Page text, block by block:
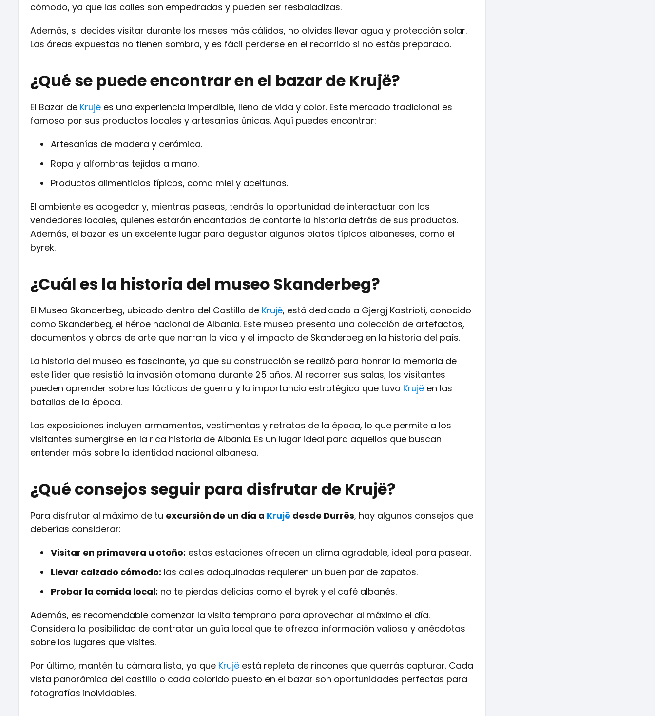
cómodo, ya que las calles son empedradas y pueden ser resbaladizas.
Además, si decides visitar durante los meses más cálidos, no olvides llevar agua y protección solar.
Las áreas expuestas no tienen sombra, y es fácil perderse en el recorrido si no estás preparado.
¿Qué se puede encontrar en el bazar de Krujë?
El Bazar de Krujë es una experiencia imperdible, lleno de vida y color. Este mercado tradicional es
famoso por sus productos locales y artesanías únicas. Aquí puedes encontrar:
Artesanías de madera y cerámica.
Ropa y alfombras tejidas a mano.
Productos alimenticios típicos, como miel y aceitunas.
El ambiente es acogedor y, mientras paseas, tendrás la oportunidad de interactuar con los
vendedores locales, quienes estarán encantados de contarte la historia detrás de sus productos.
Además, el bazar es un excelente lugar para degustar algunos platos típicos albaneses, como el
byrek.
¿Cuál es la historia del museo Skanderbeg?
El Museo Skanderbeg, ubicado dentro del Castillo de Krujë, está dedicado a Gjergj Kastrioti, conocido
como Skanderbeg, el héroe nacional de Albania. Este museo presenta una colección de artefactos,
documentos y obras de arte que narran la vida y el impacto de Skanderbeg en la historia del país.
La historia del museo es fascinante, ya que su construcción se realizó para honrar la memoria de
este líder que resistió la invasión otomana durante 25 años. Al recorrer sus salas, los visitantes
pueden aprender sobre las tácticas de guerra y la importancia estratégica que tuvo Krujë en las
batallas de la época.
Las exposiciones incluyen armamentos, vestimentas y retratos de la época, lo que permite a los
visitantes sumergirse en la rica historia de Albania. Es un lugar ideal para aquellos que buscan
entender más sobre la identidad nacional albanesa.
¿Qué consejos seguir para disfrutar de Krujë?
Para disfrutar al máximo de tu excursión de un día a Krujë desde Durrës, hay algunos consejos que
deberías considerar:
Visitar en primavera u otoño: estas estaciones ofrecen un clima agradable, ideal para pasear.
Llevar calzado cómodo: las calles adoquinadas requieren un buen par de zapatos.
Probar la comida local: no te pierdas delicias como el byrek y el café albanés.
Además, es recomendable comenzar la visita temprano para aprovechar al máximo el día.
Considera la posibilidad de contratar un guía local que te ofrezca información valiosa y anécdotas
sobre los lugares que visites.
Por último, mantén tu cámara lista, ya que Krujë está repleta de rincones que querrás capturar. Cada
vista panorámica del castillo o cada colorido puesto en el bazar son oportunidades perfectas para
fotografías inolvidables.